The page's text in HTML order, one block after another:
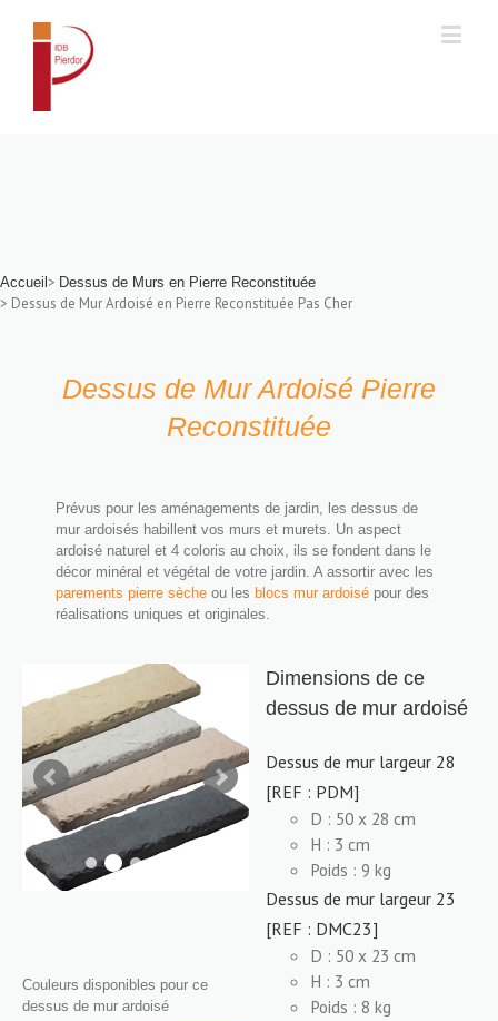
Accueil > Dessus de Murs en Pierre Reconstituée
> Dessus de Mur Ardoisé en Pierre Reconstituée Pas Cher
Dessus de Mur Ardoisé Pierre
Reconstituée
Prévus pour les aménagements de jardin, les dessus de
mur ardoisés habillent vos murs et murets. Un aspect
ardoisé naturel et 4 coloris au choix, ils se fondent dans le
décor minéral et végétal de votre jardin. A assortir avec les
parements pierre sèche ou les blocs mur ardoisé pour des
réalisations uniques et originales.
Couleurs disponibles pour ce
dessus de mur ardoisé
Dimensions de ce
dessus de mur ardoisé
Dessus de mur largeur 28
[REF : PDM]
D : 50 x 28 cm
H : 3 cm
Poids : 9 kg
Dessus de mur largeur 23
[REF : DMC23]
D : 50 x 23 cm
H : 3 cm
Poids : 8 kg